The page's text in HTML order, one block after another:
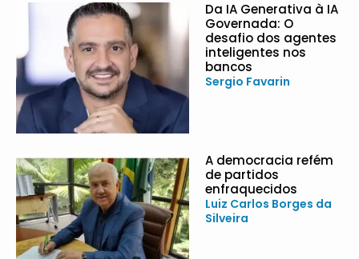
Da IA Generativa à IA
Governada: O
desafio dos agentes
inteligentes nos
bancos
Sergio Favarin
A democracia refém
de partidos
enfraquecidos
Luiz Carlos Borges da
Silveira